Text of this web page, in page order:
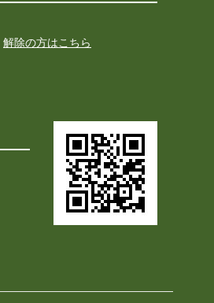
解除の方はこちら